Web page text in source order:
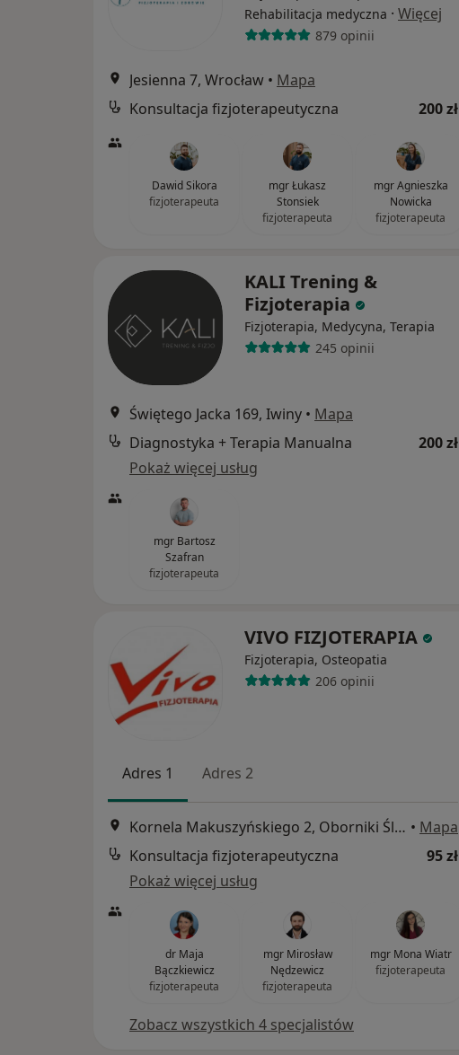
Rehabilitacja medyczna · Więcej
879 opinii
Jesienna 7, Wrocław • Mapa
Konsultacja fizjoterapeutyczna
200 zł
Dawid Sikora
fizjoterapeuta
mgr Łukasz
Stonsiek
fizjoterapeuta
mgr Agnieszka
Nowicka
fizjoterapeuta
KALI Trening &
Fizjoterapia
Fizjoterapia, Medycyna, Terapia
245 opinii
Świętego Jacka 169, Iwiny • Mapa
Diagnostyka + Terapia Manualna
200 zł
Pokaż więcej usług
mgr Bartosz
Szafran
fizjoterapeuta
VIVO FIZJOTERAPIA
Fizjoterapia, Osteopatia
206 opinii
Adres 1 Adres 2
Kornela Makuszyńskiego 2, Oborniki Śląskie • Mapa
Konsultacja fizjoterapeutyczna
95 zł
Pokaż więcej usług
dr Maja
Bączkiewicz
fizjoterapeuta
mgr Mirosław
Nędzewicz
fizjoterapeuta
mgr Mona Wiatr
fizjoterapeuta
Zobacz wszystkich 4 specjalistów